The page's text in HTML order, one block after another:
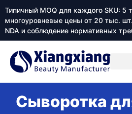
Типичный MOQ для каждого SKU: 5
многоуровневые цены от 20 тыс.
NDA и соблюдение нормативных
Сыворотка